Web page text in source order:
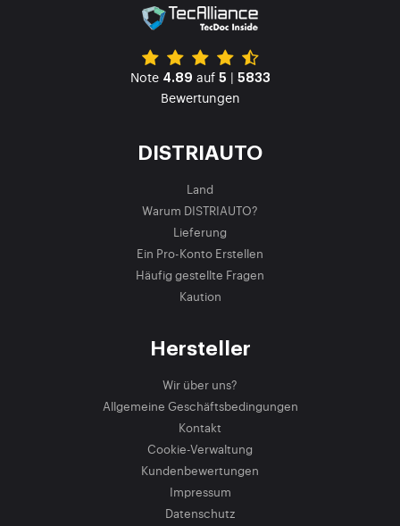
Note 4.89 auf 5 | 5833
Bewertungen
DISTRIAUTO
Land
Warum DISTRIAUTO?
Lieferung
Ein Pro-Konto Erstellen
Häufig gestellte Fragen
Kaution
Hersteller
Wir über uns?
Allgemeine Geschäftsbedingungen
Kontakt
Cookie-Verwaltung
Kundenbewertungen
Impressum
Datenschutz